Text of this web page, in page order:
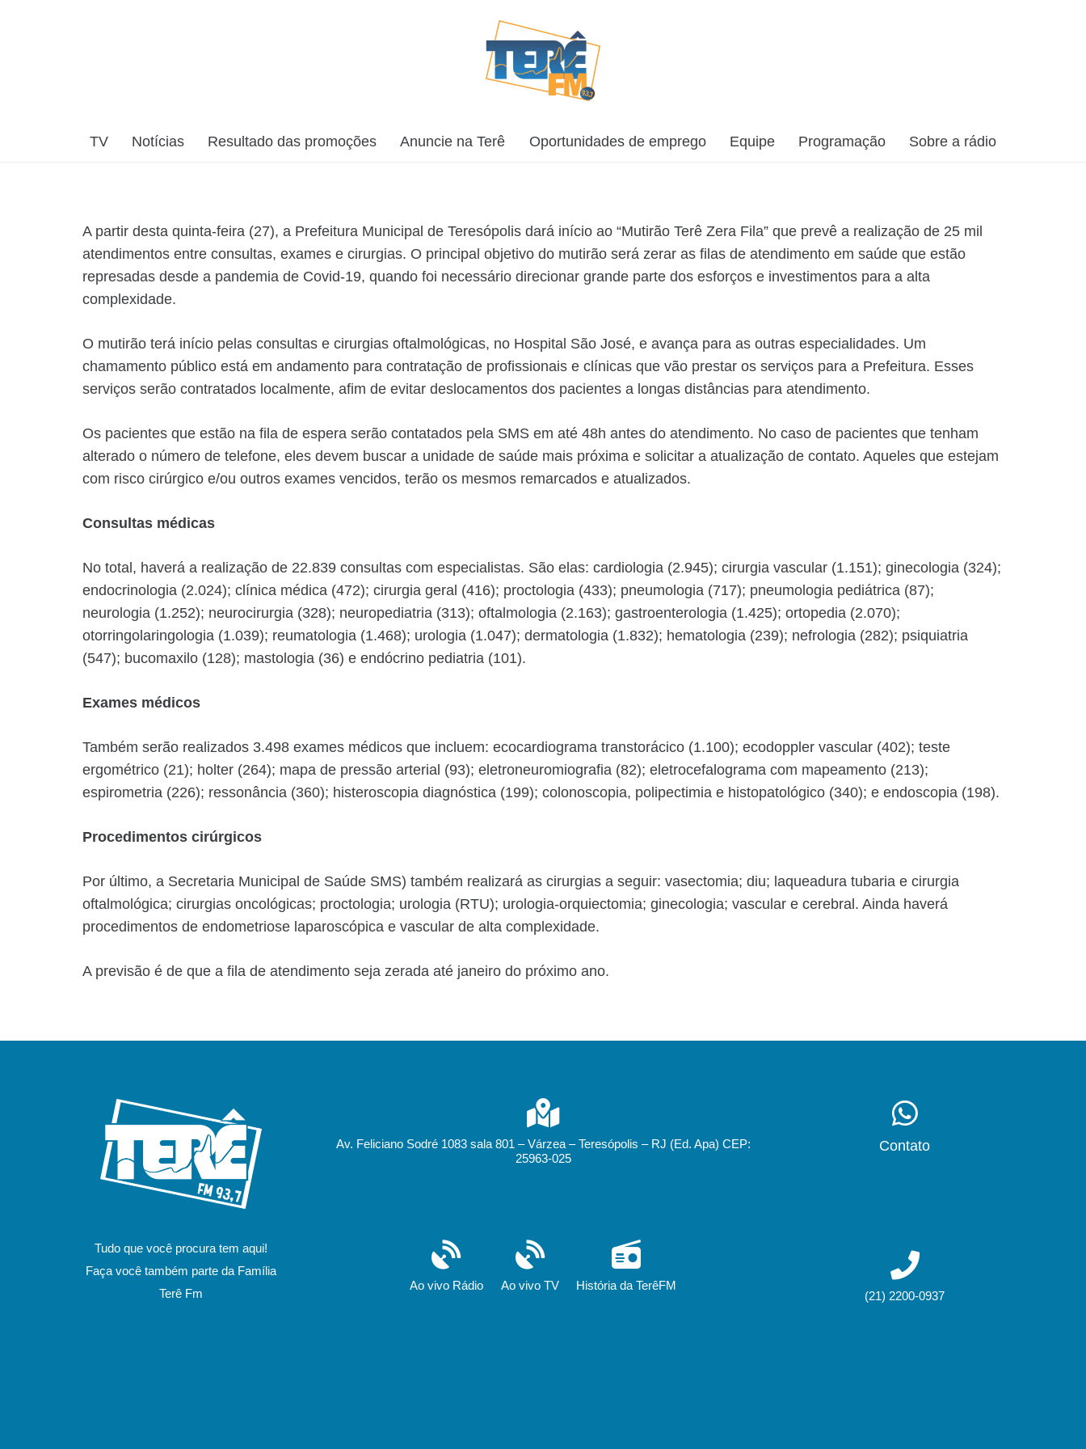
TV Notícias Resultado das promoções Anuncie na Terê Oportunidades de emprego Equipe Programação Sobre a rádio
A partir desta quinta-feira (27), a Prefeitura Municipal de Teresópolis dará início ao “Mutirão Terê Zera Fila” que prevê a realização de 25 mil
atendimentos entre consultas, exames e cirurgias. O principal objetivo do mutirão será zerar as filas de atendimento em saúde que estão
represadas desde a pandemia de Covid-19, quando foi necessário direcionar grande parte dos esforços e investimentos para a alta
complexidade.
O mutirão terá início pelas consultas e cirurgias oftalmológicas, no Hospital São José, e avança para as outras especialidades. Um
chamamento público está em andamento para contratação de profissionais e clínicas que vão prestar os serviços para a Prefeitura. Esses
serviços serão contratados localmente, afim de evitar deslocamentos dos pacientes a longas distâncias para atendimento.
Os pacientes que estão na fila de espera serão contatados pela SMS em até 48h antes do atendimento. No caso de pacientes que tenham
alterado o número de telefone, eles devem buscar a unidade de saúde mais próxima e solicitar a atualização de contato. Aqueles que estejam
com risco cirúrgico e/ou outros exames vencidos, terão os mesmos remarcados e atualizados.
Consultas médicas
No total, haverá a realização de 22.839 consultas com especialistas. São elas: cardiologia (2.945); cirurgia vascular (1.151); ginecologia (324);
endocrinologia (2.024); clínica médica (472); cirurgia geral (416); proctologia (433); pneumologia (717); pneumologia pediátrica (87);
neurologia (1.252); neurocirurgia (328); neuropediatria (313); oftalmologia (2.163); gastroenterologia (1.425); ortopedia (2.070);
otorringolaringologia (1.039); reumatologia (1.468); urologia (1.047); dermatologia (1.832); hematologia (239); nefrologia (282); psiquiatria
(547); bucomaxilo (128); mastologia (36) e endócrino pediatria (101).
Exames médicos
Também serão realizados 3.498 exames médicos que incluem: ecocardiograma transtorácico (1.100); ecodoppler vascular (402); teste
ergométrico (21); holter (264); mapa de pressão arterial (93); eletroneuromiografia (82); eletrocefalograma com mapeamento (213);
espirometria (226); ressonância (360); histeroscopia diagnóstica (199); colonoscopia, polipectimia e histopatológico (340); e endoscopia (198).
Procedimentos cirúrgicos
Por último, a Secretaria Municipal de Saúde SMS) também realizará as cirurgias a seguir: vasectomia; diu; laqueadura tubaria e cirurgia
oftalmológica; cirurgias oncológicas; proctologia; urologia (RTU); urologia-orquiectomia; ginecologia; vascular e cerebral. Ainda haverá
procedimentos de endometriose laparoscópica e vascular de alta complexidade.
A previsão é de que a fila de atendimento seja zerada até janeiro do próximo ano.
Tudo que você procura tem aqui!
Faça você também parte da Família
Terê Fm
Av. Feliciano Sodré 1083 sala 801 – Várzea – Teresópolis – RJ (Ed. Apa) CEP:
25963-025
Ao vivo Rádio Ao vivo TV História da TerêFM
Contato
(21) 2200-0937